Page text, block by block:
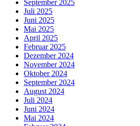
September 2025
Juli 2025
Juni 2025
Mai 2025
April 2025
Februar 2025
Dezember 2024
November 2024
Oktober 2024
September 2024
August 2024
Juli 2024
Juni 2024
Mai 2024